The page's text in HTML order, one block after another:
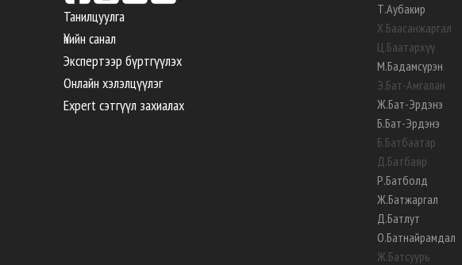
Танилцуулга
Үнийн санал
Экспертээр бүртгүүлэх
Онлайн хэлэлцүүлэг
Expert сэтгүүл захиалах
Т.Аубакир
Х.Баасанжаргал
Ц.Баатархүү
М.Бадамсүрэн
Э.Бат-Амгалан
Ж.Бат-Эрдэнэ
Б.Бат-Эрдэнэ
Б.Батбаатар
Д.Батбаяр
Р.Батболд
Ж.Батжаргал
Д.Батлут
О.Батнайрамдал
Ж.Батсуурь